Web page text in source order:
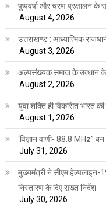
पुष्पवर्षा और चरण प्रक्षालन के
August 4, 2026
उत्तराखण्ड : आध्यात्मिक
August 3, 2026
अल्पसंख्यक समाज के उत्थान के
August 2, 2026
युवा शक्ति ही विकसित भारत
August 1, 2026
‘विज्ञान वाणी- 88.8 MHz”
July 31, 2026
मुख्यमंत्री ने सीएम हेल्पलाइन-
निस्तारण के दिए सख्त निर्देश
July 30, 2026